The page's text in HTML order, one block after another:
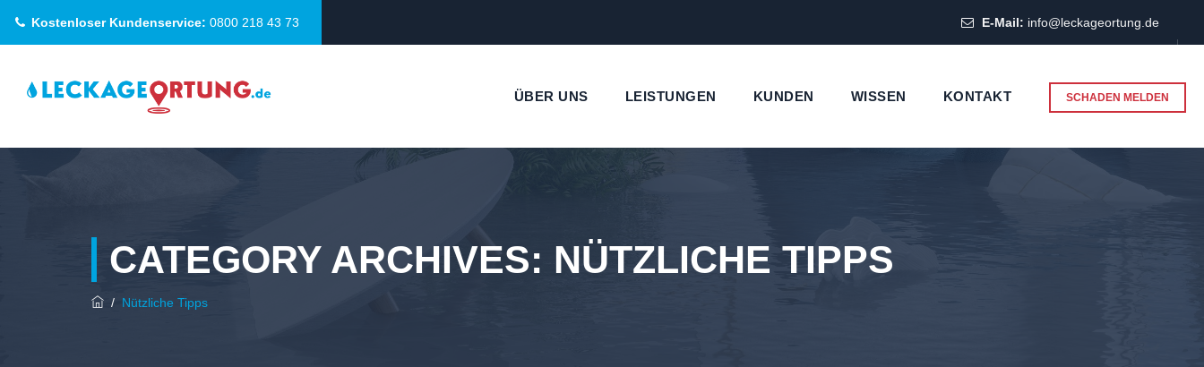
Kostenloser Kundenservice: 0800 218 43 73 E-Mail: info@leckageortung.de
SCHADEN MELDEN
ÜBER UNS LEISTUNGEN KUNDEN WISSEN KONTAKT
CATEGORY ARCHIVES: NÜTZLICHE TIPPS
/ Nützliche Tipps